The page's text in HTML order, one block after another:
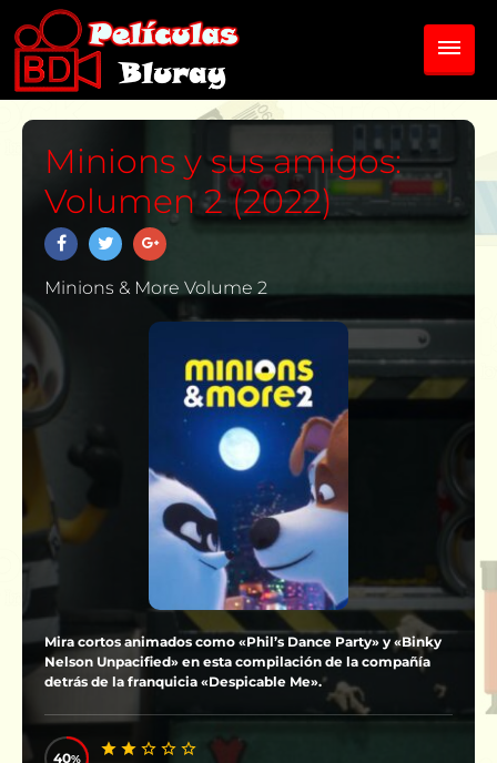
Minions y sus amigos:
Volumen 2 (2022)
Minions & More Volume 2
Mira cortos animados como «Phil’s Dance Party» y «Binky
Nelson Unpacified» en esta compilación de la compañía
detrás de la franquicia «Despicable Me».
40